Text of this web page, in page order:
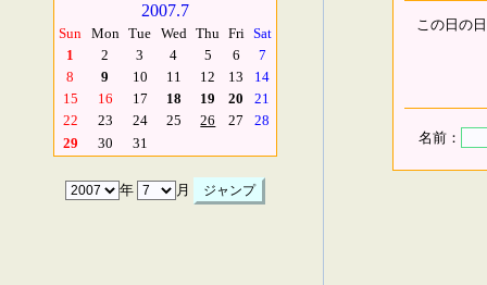
2007.7
Sun Mon Tue Wed Thu Fri Sat
1
2 3 4 5 6
7
8
9 10 11 12 13
14
15
16 17 18 19 20
21
22
23 24 25 26 27
28
29
30 31
年 月
この日の
名前：